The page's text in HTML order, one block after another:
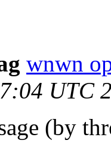
wnwn
UTC
(by